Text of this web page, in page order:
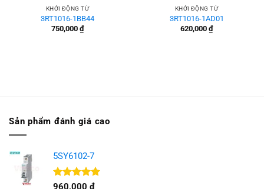
KHỞI ĐỘNG TỪ
3RT1016-1BB44
750,000 ₫
KHỞI ĐỘNG TỪ
3RT1016-1AD01
620,000 ₫
Sản phẩm đánh giá cao
5SY6102-7
Được xếp
960,000 ₫